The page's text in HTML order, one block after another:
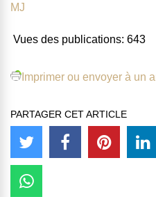
MJ
Vues des publications: 643
Imprimer ou envoyer à un
PARTAGER CET ARTICLE